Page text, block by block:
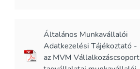
Általános Munkavállalói
Adatkezelési Tájékoztató -
az MVM Vállalkozáscsoport